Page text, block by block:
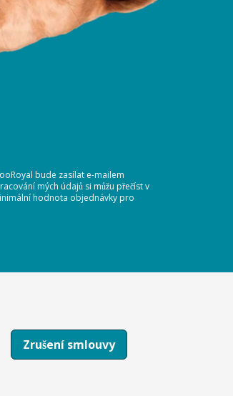
bude zasílat e-mailem
mých údajů si můžu přečíst v
hodnota objednávky pro
Zrušení smlouvy